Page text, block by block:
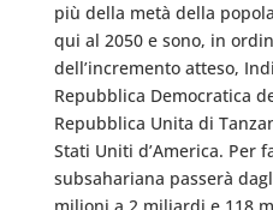
più della metà della
qui al 2050 e sono, in
dell’incremento atteso,
Repubblica Democratica
Repubblica Unita di
Stati Uniti d’America. Per
subsahariana passerà